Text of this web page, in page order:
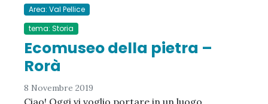
Area: Val Pellice
tema: Storia
Ecomuseo della pietra –
Rorà
8 Novembre 2019